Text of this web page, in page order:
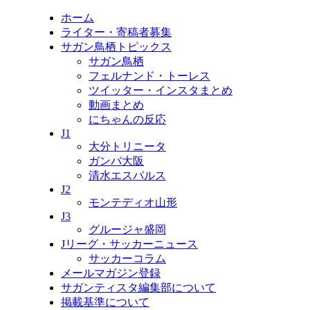
ホーム
ライター・寄稿者募集
サガン鳥栖トピックス
サガン鳥栖
フェルナンド・トーレス
ツイッター・インスタまとめ
動画まとめ
にちゃんの反応
J1
大分トリニータ
ガンバ大阪
清水エスパルス
J2
モンテディオ山形
J3
グルージャ盛岡
Jリーグ・サッカーニュース
サッカーコラム
メールマガジン登録
サガンティスタ編集部について
掲載基準について